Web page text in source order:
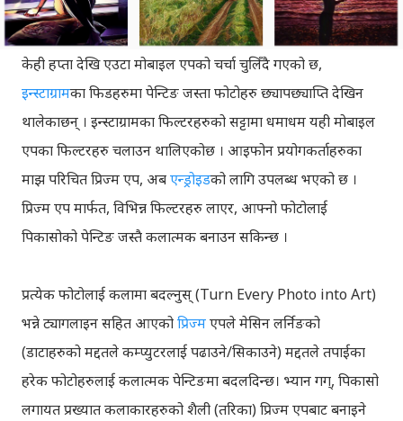
केही हप्ता देखि एउटा मोबाइल एपको चर्चा चुलिँदै गएको छ,
इन्स्टाग्रामका फिडहरुमा पेन्टिङ जस्ता फोटोहरु छ्यापछ्याप्ति देखिन
थालेकाछन् । इन्स्टाग्रामका फिल्टरहरुको सट्टामा धमाधम यही मोबाइल
एपका फिल्टरहरु चलाउन थालिएकोछ । आइफोन प्रयोगकर्ताहरुका
माझ परिचित प्रिज्म एप, अबएन्ड्रोइडको लागि उपलब्ध भएको छ ।
प्रिज्म एप मार्फत, विभिन्न फिल्टरहरु लाएर, आफ्नो फोटोलाई
पिकासोको पेन्टिङ जस्तै कलात्मक बनाउन सकिन्छ ।
प्रत्येक फोटोलाई कलामा बदल्नुस् (Turn Every Photo into Art)
भन्ने ट्यागलाइन सहित आएकोप्रिज्मएपले मेसिन लर्निङको
(डाटाहरुको मद्दतले कम्प्युटरलाई पढाउने/सिकाउने) मद्दतले तपाईका
हरेक फोटोहरुलाई कलात्मक पेन्टिङमा बदलदिन्छ। भ्यान गग्, पिकासो
लगायत प्रख्यात कलाकारहरुको शैली (तरिका) प्रिज्म एपबाट बनाइने